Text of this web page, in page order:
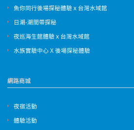
魚你同行後場探秘體驗ｘ台灣水域館
日潮-潮間帶探秘
夜巡海生館體驗ｘ台灣水域館
水族實驗中心 X 後場探秘體驗
網路商城
夜宿活動
體驗活動